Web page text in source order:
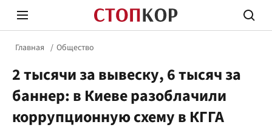
Главная Общество
2 тысячи за вывеску, 6 тысяч за
баннер: в Киеве разоблачили
коррупционную схему в КГГА